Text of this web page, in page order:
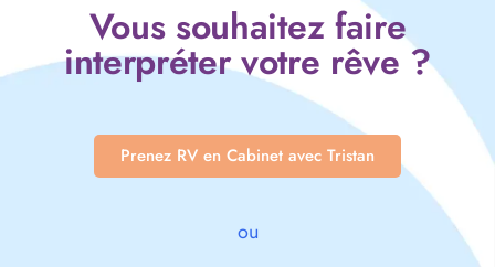
Vous souhaitez faire
interpréter votre rêve ?
Prenez RV en Cabinet avec Tristan
ou